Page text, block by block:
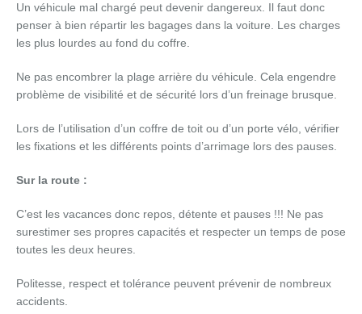
Un véhicule mal chargé peut devenir dangereux. Il faut donc
penser à bien répartir les bagages dans la voiture. Les charges
les plus lourdes au fond du coffre.
Ne pas encombrer la plage arrière du véhicule. Cela engendre
problème de visibilité et de sécurité lors d’un freinage brusque.
Lors de l’utilisation d’un coffre de toit ou d’un porte vélo, vérifier
les fixations et les différents points d’arrimage lors des pauses.
Sur la route :
C’est les vacances donc repos, détente et pauses !!! Ne pas
surestimer ses propres capacités et respecter un temps de pose
toutes les deux heures.
Politesse, respect et tolérance peuvent prévenir de nombreux
accidents.